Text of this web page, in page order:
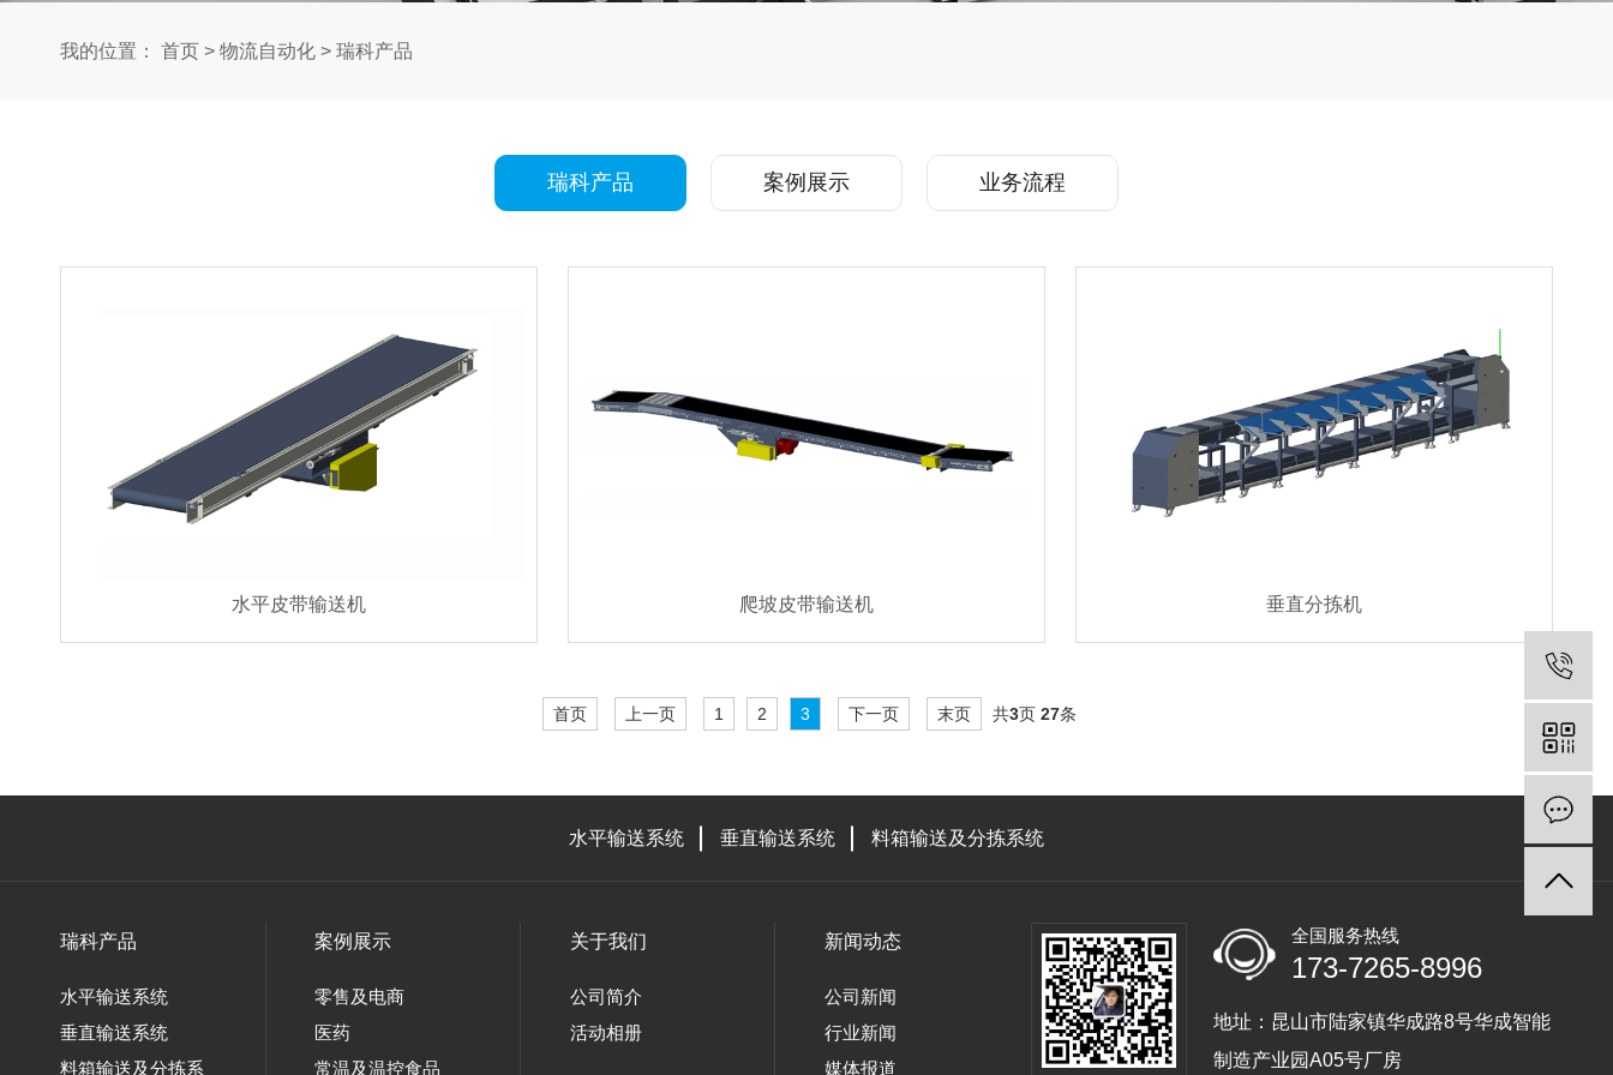
我的位置： 首页 > 物流自动化 > 瑞科产品
瑞科产品 案例展示 业务流程
水平皮带输送机 爬坡皮带输送机 垂直分拣机
首页 上一页 1 2 3 下一页 末页 共3页 27条
水平输送系统 垂直输送系统 料箱输送及分拣系统
瑞科产品
水平输送系统
垂直输送系统
料箱输送及分拣系
案例展示
零售及电商
医药
常温及温控食品
关于我们
公司简介
活动相册
新闻动态
公司新闻
行业新闻
媒体报道
全国服务热线
173-7265-8996
地址：昆山市陆家镇华成路8号华成智能
制造产业园A05号厂房